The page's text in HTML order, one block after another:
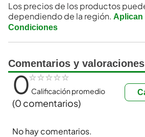
Los precios de los productos
dependiendo de la región. Aplican
Condiciones
Comentarios y valoraciones
☆☆☆☆☆
0Calificación promedio
(0 comentarios)
No hay comentarios.